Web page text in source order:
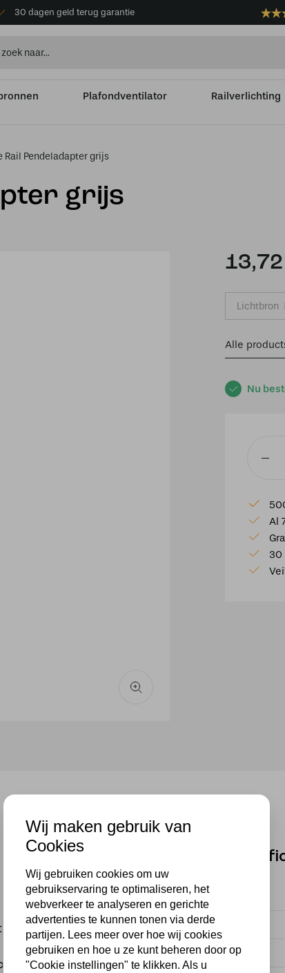
30 dagen geld terug garantie
Plafondventilator Railverlichting
Rail Pendeladapter grijs
grijs
Nu
13,72
Lichtbron
Alle
Rail
grijs
aantal
Al
30
grijs
snoer
voor het
Merk
Wij maken gebruik van
Cookies
Wij gebruiken cookies om uw
gebruikservaring te optimaliseren, het
webverkeer te analyseren en gerichte
advertenties te kunnen tonen via derde
partijen. Lees meer over hoe wij cookies
gebruiken en hoe u ze kunt beheren door op
"Cookie instellingen" te klikken. Als u